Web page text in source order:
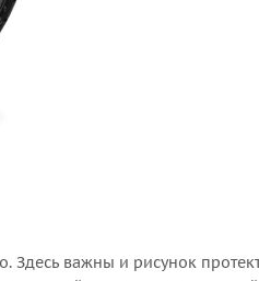
Здесь важны и рисунок